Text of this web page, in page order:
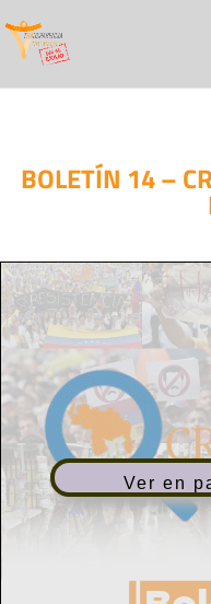
BOLETÍN 14 –
Ver en